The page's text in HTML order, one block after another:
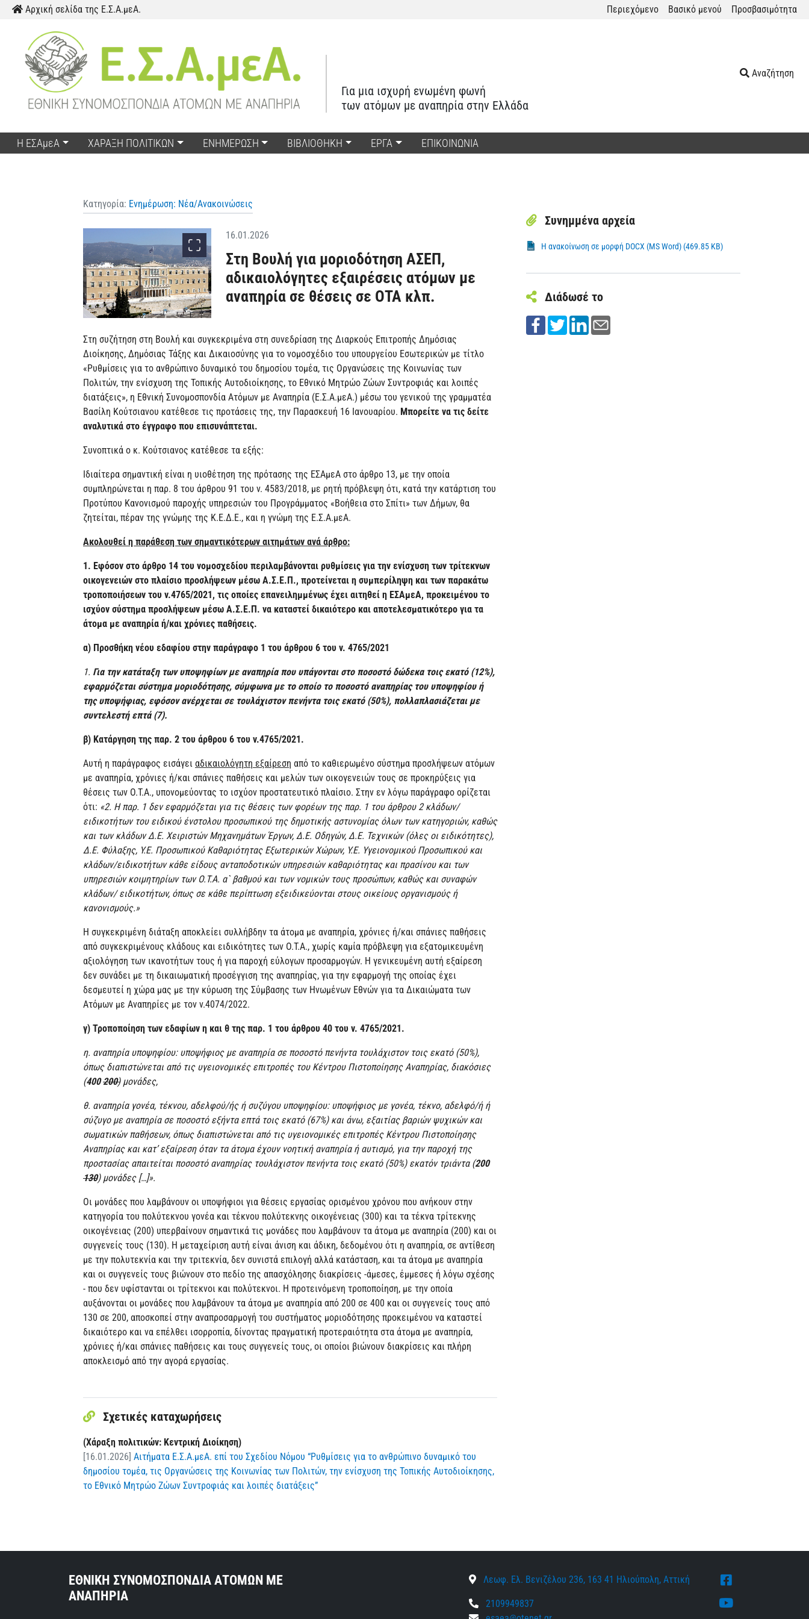
Παράκαμψη προς το περιεχόμενο
Αρχική σελίδα της Ε.Σ.Α.μεΑ. Περιεχόμενο Βασικό μενού Προσβασιμότητα
Για μια ισχυρή ενωμένη φωνή
των ατόμων με αναπηρία στην Ελλάδα
Αναζήτηση
Η ΕΣΑμεΑ ΧΑΡΑΞΗ ΠΟΛΙΤΙΚΩΝ ΕΝΗΜΕΡΩΣΗ ΒΙΒΛΙΟΘΗΚΗ ΕΡΓΑ ΕΠΙΚΟΙΝΩΝΙΑ
Κατηγορία: Ενημέρωση: Νέα/Ανακοινώσεις
16.01.2026
Στη Βουλή για μοριοδότηση ΑΣΕΠ,
αδικαιολόγητες εξαιρέσεις ατόμων με
αναπηρία σε θέσεις σε ΟΤΑ κλπ.
Στη συζήτηση στη Βουλή και συγκεκριμένα στη συνεδρίαση της Διαρκούς Επιτροπής Δημόσιας
Διοίκησης, Δημόσιας Τάξης και Δικαιοσύνης για το νομοσχέδιο του υπουργείου Εσωτερικών με τίτλο
«Ρυθμίσεις για το ανθρώπινο δυναμικό του δημοσίου τομέα, τις Οργανώσεις της Κοινωνίας των
Πολιτών, την ενίσχυση της Τοπικής Αυτοδιοίκησης, το Εθνικό Μητρώο Ζώων Συντροφιάς και λοιπές
διατάξεις», η Εθνική Συνομοσπονδία Ατόμων με Αναπηρία (Ε.Σ.Α.μεΑ.) μέσω του γενικού της γραμματέα
Βασίλη Κούτσιανου κατέθεσε τις προτάσεις της, την Παρασκευή 16 Ιανουαρίου. Μπορείτε να τις δείτε
αναλυτικά στο έγγραφο που επισυνάπτεται.
Συνοπτικά ο κ. Κούτσιανος κατέθεσε τα εξής:
Ιδιαίτερα σημαντική είναι η υιοθέτηση της πρότασης της ΕΣΑμεΑ στο άρθρο 13, με την οποία
συμπληρώνεται η παρ. 8 του άρθρου 91 του ν. 4583/2018, με ρητή πρόβλεψη ότι, κατά την κατάρτιση του
Προτύπου Κανονισμού παροχής υπηρεσιών του Προγράμματος «Βοήθεια στο Σπίτι» των Δήμων, θα
ζητείται, πέραν της γνώμης της Κ.Ε.Δ.Ε., και η γνώμη της Ε.Σ.Α.μεΑ.
Ακολουθεί η παράθεση των σημαντικότερων αιτημάτων ανά άρθρο:
1. Εφόσον στο άρθρο 14 του νομοσχεδίου περιλαμβάνονται ρυθμίσεις για την ενίσχυση των τρίτεκνων
οικογενειών στο πλαίσιο προσλήψεων μέσω Α.Σ.Ε.Π., προτείνεται η συμπερίληψη και των παρακάτω
τροποποιήσεων του ν.4765/2021, τις οποίες επανειλημμένως έχει αιτηθεί η ΕΣΑμεΑ, προκειμένου το
ισχύον σύστημα προσλήψεων μέσω Α.Σ.Ε.Π. να καταστεί δικαιότερο και αποτελεσματικότερο για τα
άτομα με αναπηρία ή/και χρόνιες παθήσεις.
α) Προσθήκη νέου εδαφίου στην παράγραφο 1 του άρθρου 6 του ν. 4765/2021
1. Για την κατάταξη των υποψηφίων με αναπηρία που υπάγονται στο ποσοστό δώδεκα τοις εκατό (12%),
εφαρμόζεται σύστημα μοριοδότησης, σύμφωνα με το οποίο το ποσοστό αναπηρίας του υποψηφίου ή
της υποψήφιας, εφόσον ανέρχεται σε τουλάχιστον πενήντα τοις εκατό (50%), πολλαπλασιάζεται με
συντελεστή επτά (7).
β) Κατάργηση της παρ. 2 του άρθρου 6 του ν.4765/2021.
Αυτή η παράγραφος εισάγει αδικαιολόγητη εξαίρεση από το καθιερωμένο σύστημα προσλήψεων ατόμων
με αναπηρία, χρόνιες ή/και σπάνιες παθήσεις και μελών των οικογενειών τους σε προκηρύξεις για
θέσεις των Ο.Τ.Α., υπονομεύοντας το ισχύον προστατευτικό πλαίσιο. Στην εν λόγω παράγραφο ορίζεται
ότι: «2. Η παρ. 1 δεν εφαρμόζεται για τις θέσεις των φορέων της παρ. 1 του άρθρου 2 κλάδων/
ειδικοτήτων του ειδικού ένστολου προσωπικού της δημοτικής αστυνομίας όλων των κατηγοριών, καθώς
και των κλάδων Δ.Ε. Χειριστών Μηχανημάτων Έργων, Δ.Ε. Οδηγών, Δ.Ε. Τεχνικών (όλες οι ειδικότητες),
Δ.Ε. Φύλαξης, Υ.Ε. Προσωπικού Καθαριότητας Εξωτερικών Χώρων, Υ.Ε. Υγειονομικού Προσωπικού και
κλάδων/ειδικοτήτων κάθε είδους ανταποδοτικών υπηρεσιών καθαριότητας και πρασίνου και των
υπηρεσιών κοιμητηρίων των Ο.Τ.Α. α` βαθμού και των νομικών τους προσώπων, καθώς και συναφών
κλάδων/ ειδικοτήτων, όπως σε κάθε περίπτωση εξειδικεύονται στους οικείους οργανισμούς ή
κανονισμούς.»
Η συγκεκριμένη διάταξη αποκλείει συλλήβδην τα άτομα με αναπηρία, χρόνιες ή/και σπάνιες παθήσεις
από συγκεκριμένους κλάδους και ειδικότητες των Ο.Τ.Α., χωρίς καμία πρόβλεψη για εξατομικευμένη
αξιολόγηση των ικανοτήτων τους ή για παροχή εύλογων προσαρμογών. Η γενικευμένη αυτή εξαίρεση
δεν συνάδει με τη δικαιωματική προσέγγιση της αναπηρίας, για την εφαρμογή της οποίας έχει
δεσμευτεί η χώρα μας με την κύρωση της Σύμβασης των Ηνωμένων Εθνών για τα Δικαιώματα των
Ατόμων με Αναπηρίες με τον ν.4074/2022.
γ) Τροποποίηση των εδαφίων η και θ της παρ. 1 του άρθρου 40 του ν. 4765/2021.
η. αναπηρία υποψηφίου: υποψήφιος με αναπηρία σε ποσοστό πενήντα τουλάχιστον τοις εκατό (50%),
όπως διαπιστώνεται από τις υγειονομικές επιτροπές του Κέντρου Πιστοποίησης Αναπηρίας, διακόσιες
(400200)μονάδες,
θ. αναπηρία γονέα, τέκνου, αδελφού/ής ή συζύγου υποψηφίου: υποψήφιος με γονέα, τέκνο, αδελφό/ή ή
σύζυγο με αναπηρία σε ποσοστό εξήντα επτά τοις εκατό (67%) και άνω, εξαιτίας βαριών ψυχικών και
σωματικών παθήσεων, όπως διαπιστώνεται από τις υγειονομικές επιτροπές Κέντρου Πιστοποίησης
Αναπηρίας και κατ’ εξαίρεση όταν τα άτομα έχουν νοητική αναπηρία ή αυτισμό, για την παροχή της
προστασίας απαιτείται ποσοστό αναπηρίας τουλάχιστον πενήντα τοις εκατό (50%) εκατόν τριάντα (200
130) μονάδες […]».
Οι μονάδες που λαμβάνουν οι υποψήφιοι για θέσεις εργασίας ορισμένου χρόνου που ανήκουν στην
κατηγορία του πολύτεκνου γονέα και τέκνου πολύτεκνης οικογένειας (300) και τα τέκνα τρίτεκνης
οικογένειας (200) υπερβαίνουν σημαντικά τις μονάδες που λαμβάνουν τα άτομα με αναπηρία (200) και οι
συγγενείς τους (130). Η μεταχείριση αυτή είναι άνιση και άδικη, δεδομένου ότι η αναπηρία, σε αντίθεση
με την πολυτεκνία και την τριτεκνία, δεν συνιστά επιλογή αλλά κατάσταση, και τα άτομα με αναπηρία
και οι συγγενείς τους βιώνουν στο πεδίο της απασχόλησης διακρίσεις -άμεσες, έμμεσες ή λόγω σχέσης
- που δεν υφίστανται οι τρίτεκνοι και πολύτεκνοι. Η προτεινόμενη τροποποίηση, με την οποία
αυξάνονται οι μονάδες που λαμβάνουν τα άτομα με αναπηρία από 200 σε 400 και οι συγγενείς τους από
130 σε 200, αποσκοπεί στην αναπροσαρμογή του συστήματος μοριοδότησης προκειμένου να καταστεί
δικαιότερο και να επέλθει ισορροπία, δίνοντας πραγματική προτεραιότητα στα άτομα με αναπηρία,
χρόνιες ή/και σπάνιες παθήσεις και τους συγγενείς τους, οι οποίοι βιώνουν διακρίσεις και πλήρη
αποκλεισμό από την αγορά εργασίας.
Σχετικές καταχωρήσεις
(Χάραξη πολιτικών: Κεντρική Διοίκηση)
[16.01.2026] Αιτήματα Ε.Σ.Α.μεΑ. επί του Σχεδίου Νόμου “Ρυθμίσεις για το ανθρώπινο δυναμικό του
δημοσίου τομέα, τις Οργανώσεις της Κοινωνίας των Πολιτών, την ενίσχυση της Τοπικής Αυτοδιοίκησης,
το Εθνικό Μητρώο Ζώων Συντροφιάς και λοιπές διατάξεις”
Συνημμένα αρχεία
Η ανακοίνωση σε μορφή DOCX (MS Word) (469.85 KB)
Διάδωσέ το
ΕΘΝΙΚΗ ΣΥΝΟΜΟΣΠΟΝΔΙΑ ΑΤΟΜΩΝ ΜΕ
ΑΝΑΠΗΡΙΑ
Λεωφ. Ελ. Βενιζέλου 236, 163 41 Ηλιούπολη, Αττική
2109949837
Youtube